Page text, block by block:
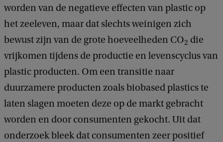
worden van de negatieve effecten van plastic op
het zeeleven, maar dat slechts weinigen zich
bewust zijn van de grote hoeveelheden CO2 die
vrijkomen tijdens de productie en levenscyclus van
plastic producten. Om een transitie naar
duurzamere producten zoals biobased plastics te
laten slagen moeten deze op de markt gebracht
worden en door consumenten gekocht. Uit dat
onderzoek bleek dat consumenten zeer positief